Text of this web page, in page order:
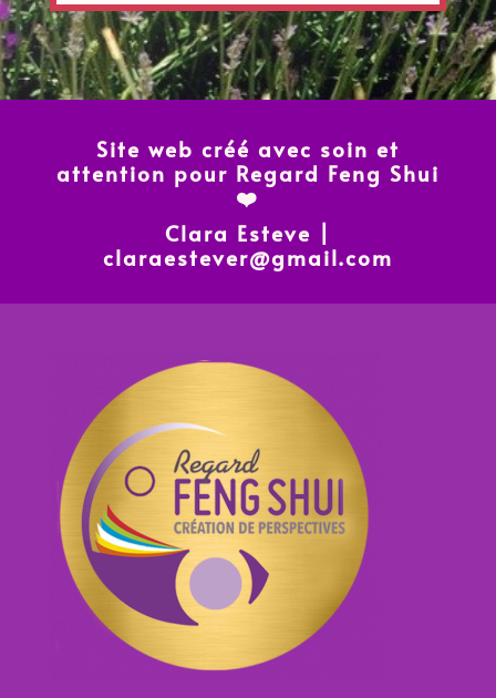
Site web créé avec soin et
attention pour Regard Feng Shui
❤️
Clara Esteve |
claraestever@gmail.com